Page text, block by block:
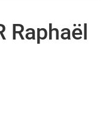
Raphaël